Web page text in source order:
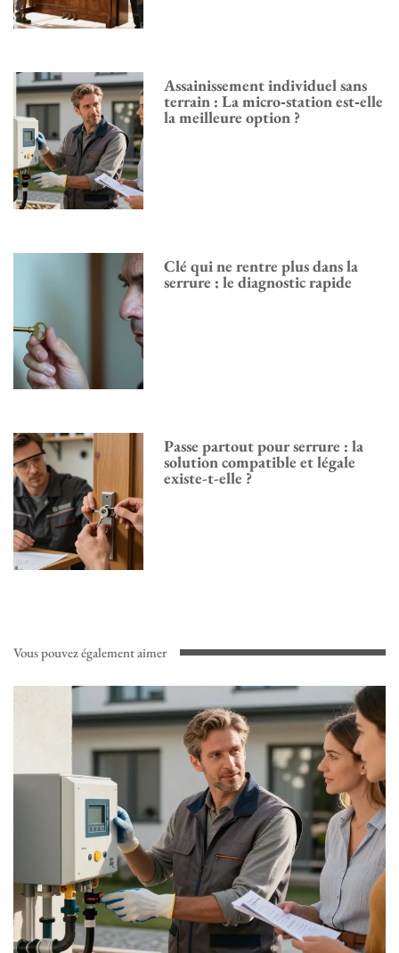
Assainissement individuel sans
terrain : La micro‑station est‑elle
la meilleure option ?
Clé qui ne rentre plus dans la
serrure : le diagnostic rapide
Passe partout pour serrure : la
solution compatible et légale
existe-t-elle ?
Vous pouvez également aimer